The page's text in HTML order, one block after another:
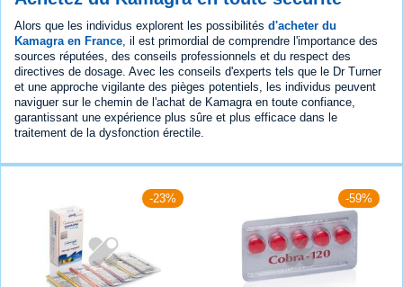
Alors que les individus explorent les possibilités d'acheter du
Kamagra en France , il est primordial de comprendre l'importance des
sources réputées, des conseils professionnels et du respect des
directives de dosage. Avec les conseils d'experts tels que le Dr Turner
et une approche vigilante des pièges potentiels, les individus peuvent
naviguer sur le chemin de l'achat de Kamagra en toute confiance,
garantissant une expérience plus sûre et plus efficace dans le
traitement de la dysfonction érectile.
-23% -59%